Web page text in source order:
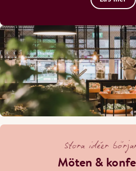
Stora idéer
Möten &